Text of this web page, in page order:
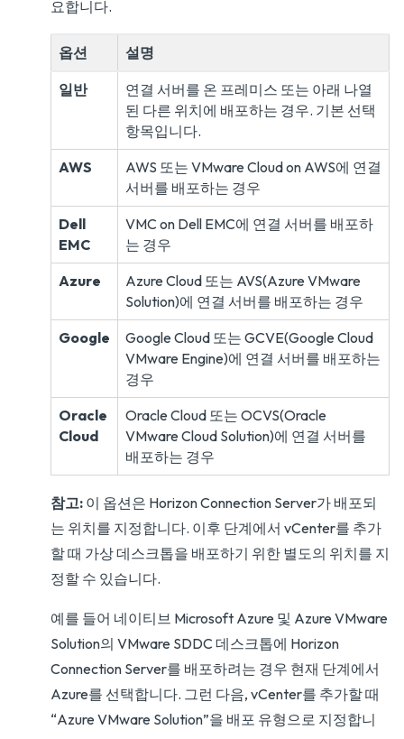
요합니다.
옵션 설명
일반
연결 서버를 온 프레미스 또는 아래 나열
된 다른 위치에 배포하는 경우. 기본 선택
항목입니다.
AWS
AWS 또는 VMware Cloud on AWS에 연결
서버를 배포하는 경우
Dell
EMC
VMC on Dell EMC에 연결 서버를 배포하
는 경우
Azure
Azure Cloud 또는 AVS(Azure VMware
Solution)에 연결 서버를 배포하는 경우
Google
Google Cloud 또는 GCVE(Google Cloud
VMware Engine)에 연결 서버를 배포하는
경우
Oracle
Cloud
Oracle Cloud 또는 OCVS(Oracle
VMware Cloud Solution)에 연결 서버를
배포하는 경우
참고: 이 옵션은 Horizon Connection Server가 배포되
는 위치를 지정합니다. 이후 단계에서 vCenter를 추가
할 때 가상 데스크톱을 배포하기 위한 별도의 위치를 지
정할 수 있습니다.
예를 들어 네이티브 Microsoft Azure 및 Azure VMware
Solution의 VMware SDDC 데스크톱에 Horizon
Connection Server를 배포하려는 경우 현재 단계에서
Azure를 선택합니다. 그런 다음, vCenter를 추가할 때
“Azure VMware Solution”을 배포 유형으로 지정합니